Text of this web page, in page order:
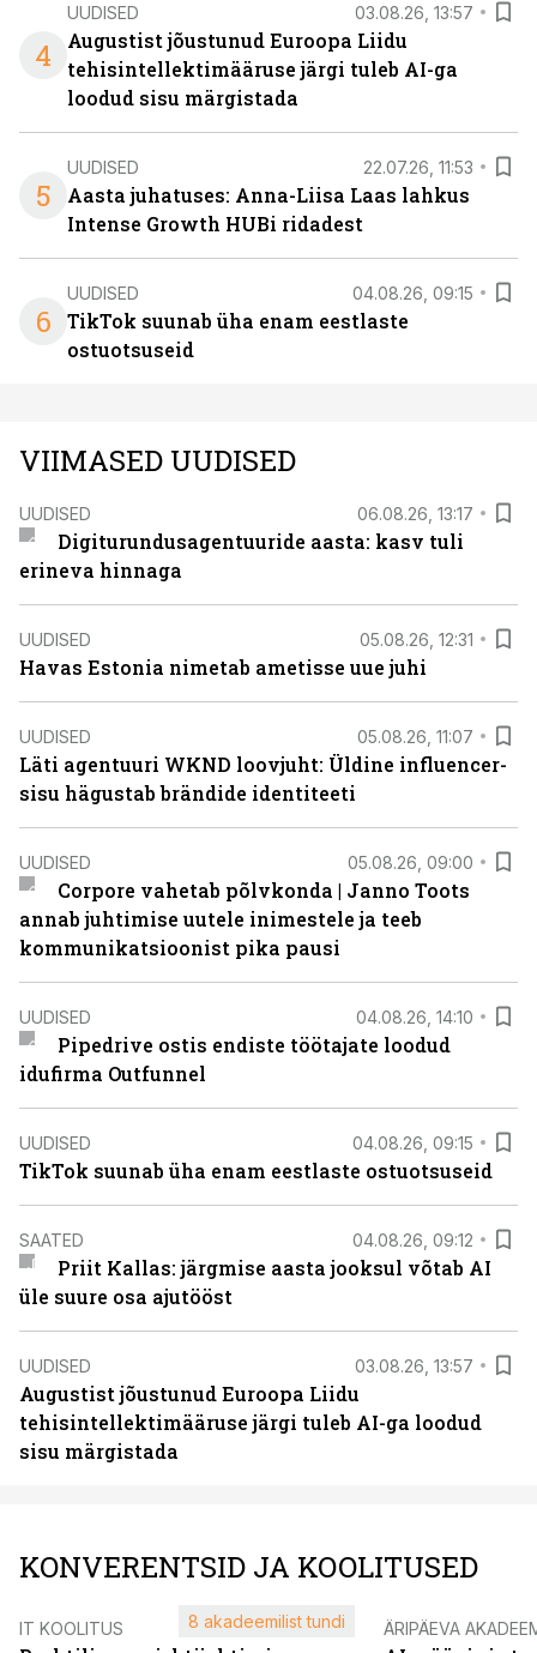
4
UUDISED 03.08.26, 13:57
Augustist jõustunud Euroopa Liidu
tehisintellektimääruse järgi tuleb AI-ga
loodud sisu märgistada
5
UUDISED 22.07.26, 11:53
Aasta juhatuses: Anna-Liisa Laas lahkus
Intense Growth HUBi ridadest
6
UUDISED 04.08.26, 09:15
TikTok suunab üha enam eestlaste
ostuotsuseid
VIIMASED UUDISED
UUDISED 06.08.26, 13:17
Digiturundusagentuuride aasta: kasv tuli
erineva hinnaga
UUDISED 05.08.26, 12:31
Havas Estonia nimetab ametisse uue juhi
UUDISED 05.08.26, 11:07
Läti agentuuri WKND loovjuht: Üldine influencer-
sisu hägustab brändide identiteeti
UUDISED 05.08.26, 09:00
Corpore vahetab põlvkonda | Janno Toots
annab juhtimise uutele inimestele ja teeb
kommunikatsioonist pika pausi
UUDISED 04.08.26, 14:10
Pipedrive ostis endiste töötajate loodud
idufirma Outfunnel
UUDISED 04.08.26, 09:15
TikTok suunab üha enam eestlaste ostuotsuseid
SAATED 04.08.26, 09:12
Priit Kallas: järgmise aasta jooksul võtab AI
üle suure osa ajutööst
UUDISED 03.08.26, 13:57
Augustist jõustunud Euroopa Liidu
tehisintellektimääruse järgi tuleb AI-ga loodud
sisu märgistada
KONVERENTSID JA KOOLITUSED
IT KOOLITUS 8 akadeemilist tundi ÄRIPÄEVA